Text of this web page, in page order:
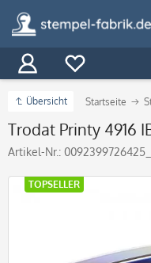
Übersicht Startseite
Trodat Printy 4916
Artikel-Nr.:
TOPSELLER